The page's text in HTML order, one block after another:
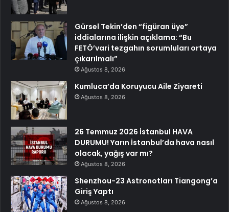
Gürsel Tekin’den “figüran üye”
iddialarına ilişkin açıklama: “Bu
FETÖ’vari tezgahın sorumluları ortaya
çıkarılmalı”
Ağustos 8, 2026
Kumluca’da Koruyucu Aile Ziyareti
Ağustos 8, 2026
26 Temmuz 2026 İstanbul HAVA
DURUMU! Yarın İstanbul’da hava nasıl
olacak, yağış var mı?
Ağustos 8, 2026
Shenzhou-23 Astronotları Tiangong’a
Giriş Yaptı
Ağustos 8, 2026